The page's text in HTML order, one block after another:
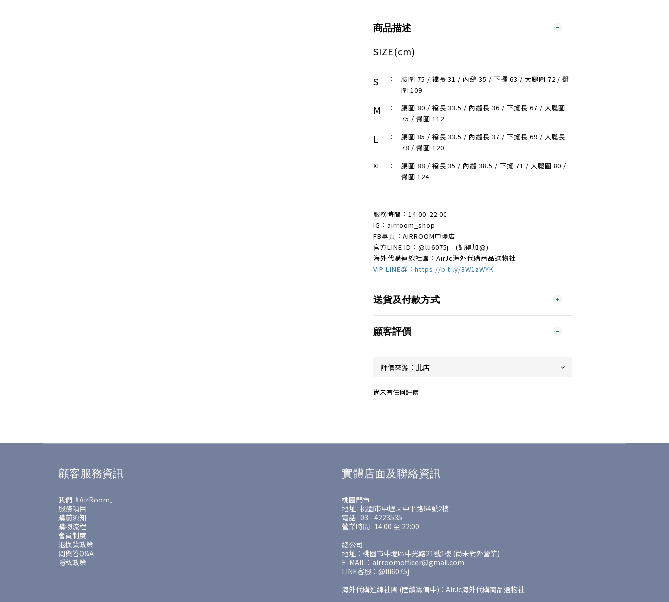
商品描述
SIZE(cm)
S ：
腰圍 75 / 襠長 31 / 內縫 35 / 下擺 63 / 大腿圍 72 / 臀
圍 109
M ：
腰圍 80 / 襠長 33.5 / 內縫長 36 / 下擺長 67 / 大腿圍
75 / 臀圍 112
L ：
腰圍 85 / 襠長 33.5 / 內縫長 37 / 下擺長 69 / 大腿長
78 / 臀圍 120
XL
：
腰圍 88 / 襠長 35 / 內縫 38.5 / 下擺 71 / 大腿圍 80 /
臀圍 124
服務時間：14:00-22:00
IG：airroom_shop
FB專頁：AIRROOM中壢店
官方LINE ID： @lli6075j (記得加@)
海外代購連線社團：AirJc海外代購商品選物社
VIP LINE群：https://bit.ly/3W1zWYK
送貨及付款方式
顧客評價
尚未有任何評價
顧客服務資訊
我們『AirRoom』
服務項目
購前須知
購物流程
會員制度
退換貨政策
問與答Q&A
隱私政策
實體店面及聯絡資訊
桃園門市
地址 : 桃園市中壢區中平路64號2樓
電話 : 03 - 4223535
營業時間 : 14:00 至 22:00
總公司
地址：桃園市中壢區中光路21號1樓 (尚未對外營業)
E-MAIL：airroomofficer@gmail.com
LINE客服：@lli6075j
海外代購連線社團 (陸續籌備中)： AirJc海外代購商品選物社